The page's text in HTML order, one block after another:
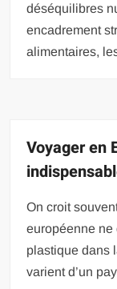
déséquilibres
encadrement
alimentaires,
Voyager en
On croit
européenne ne
plastique dans
varient d’un